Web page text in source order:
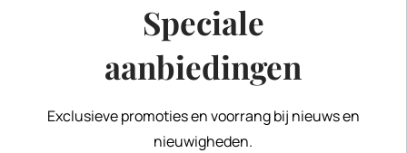
Speciale
aanbiedingen
Exclusieve promoties en voorrang bij nieuws en
nieuwigheden.